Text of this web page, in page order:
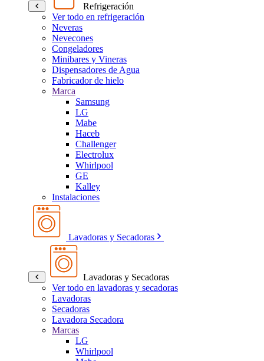
Refrigeración
Ver todo en refrigeración
Neveras
Nevecones
Congeladores
Minibares y Vineras
Dispensadores de Agua
Fabricador de hielo
Marca
Samsung
LG
Mabe
Haceb
Challenger
Electrolux
Whirlpool
GE
Kalley
Instalaciones
Lavadoras y Secadoras
Lavadoras y Secadoras
Ver todo en lavadoras y secadoras
Lavadoras
Secadoras
Lavadora Secadora
Marcas
LG
Whirlpool